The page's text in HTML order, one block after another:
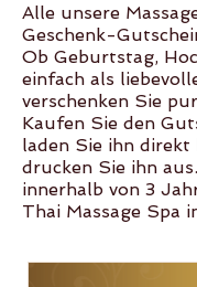
Alle unsere
Geschenk-
Ob Geburtstag,
einfach als
verschenken Sie
Kaufen Sie den
laden Sie ihn
drucken Sie ihn
innerhalb von 3
Thai Massage Spa